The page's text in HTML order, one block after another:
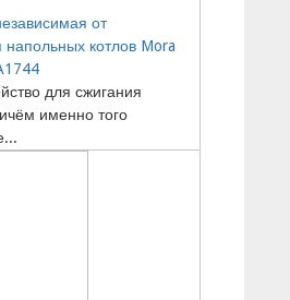
от
напольных котлов Mora
для сжигания
именно того